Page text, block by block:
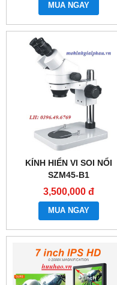
MUA NGAY
KÍNH HIỂN VI SOI NỔI
SZM45-B1
3,500,000 đ
MUA NGAY